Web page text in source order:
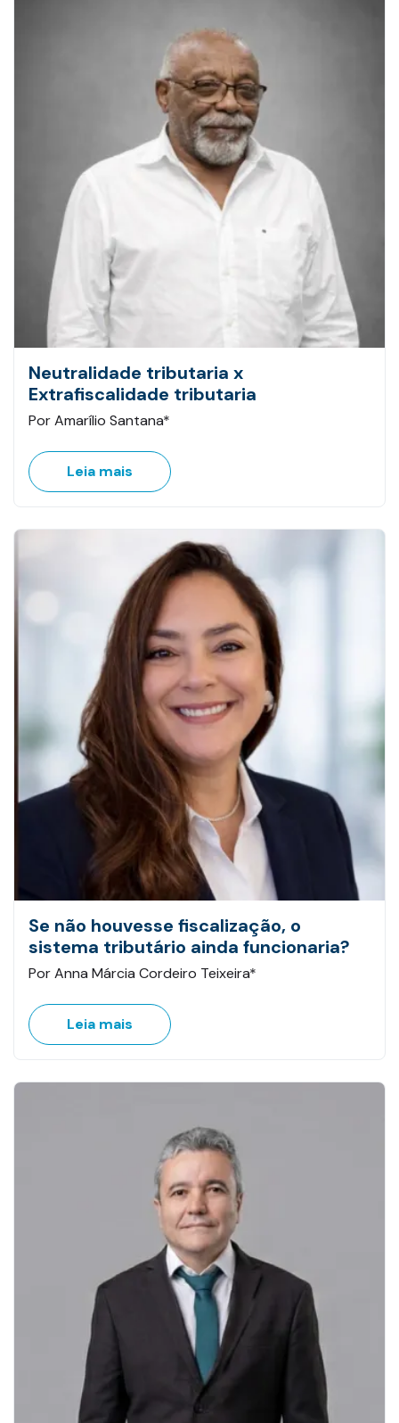
Neutralidade tributaria x
Extrafiscalidade tributaria
Por Amarílio Santana*
Leia mais
Se não houvesse fiscalização, o
sistema tributário ainda funcionaria?
Por Anna Márcia Cordeiro Teixeira*
Leia mais